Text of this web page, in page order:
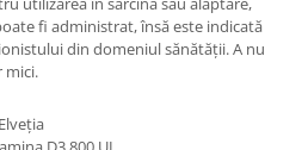
fi administrat, însă este indicată
din domeniul sănătății. A nu
mici.